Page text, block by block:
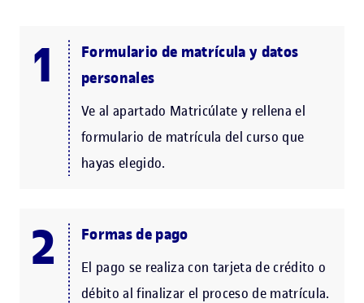
Formulario de matrícula y datos
personales
Ve al apartado Matricúlate y rellena el
formulario de matrícula del curso que
hayas elegido.
Formas de pago
El pago se realiza con tarjeta de crédito o
débito al finalizar el proceso de matrícula.